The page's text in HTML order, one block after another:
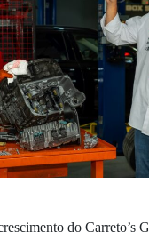
do Carreto’s